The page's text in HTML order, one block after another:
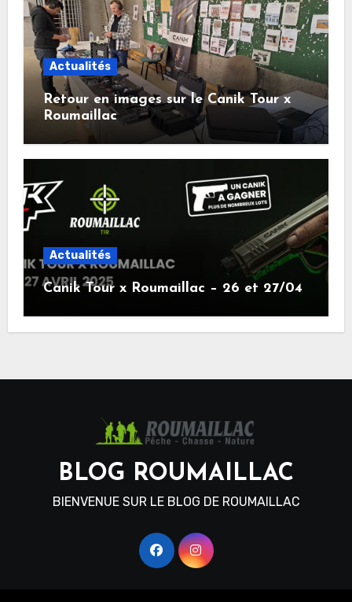
Actualités
Retour en images sur le Canik Tour x
Roumaillac
Actualités
Canik Tour x Roumaillac – 26 et 27/04
BLOG ROUMAILLAC
BIENVENUE SUR LE BLOG DE ROUMAILLAC